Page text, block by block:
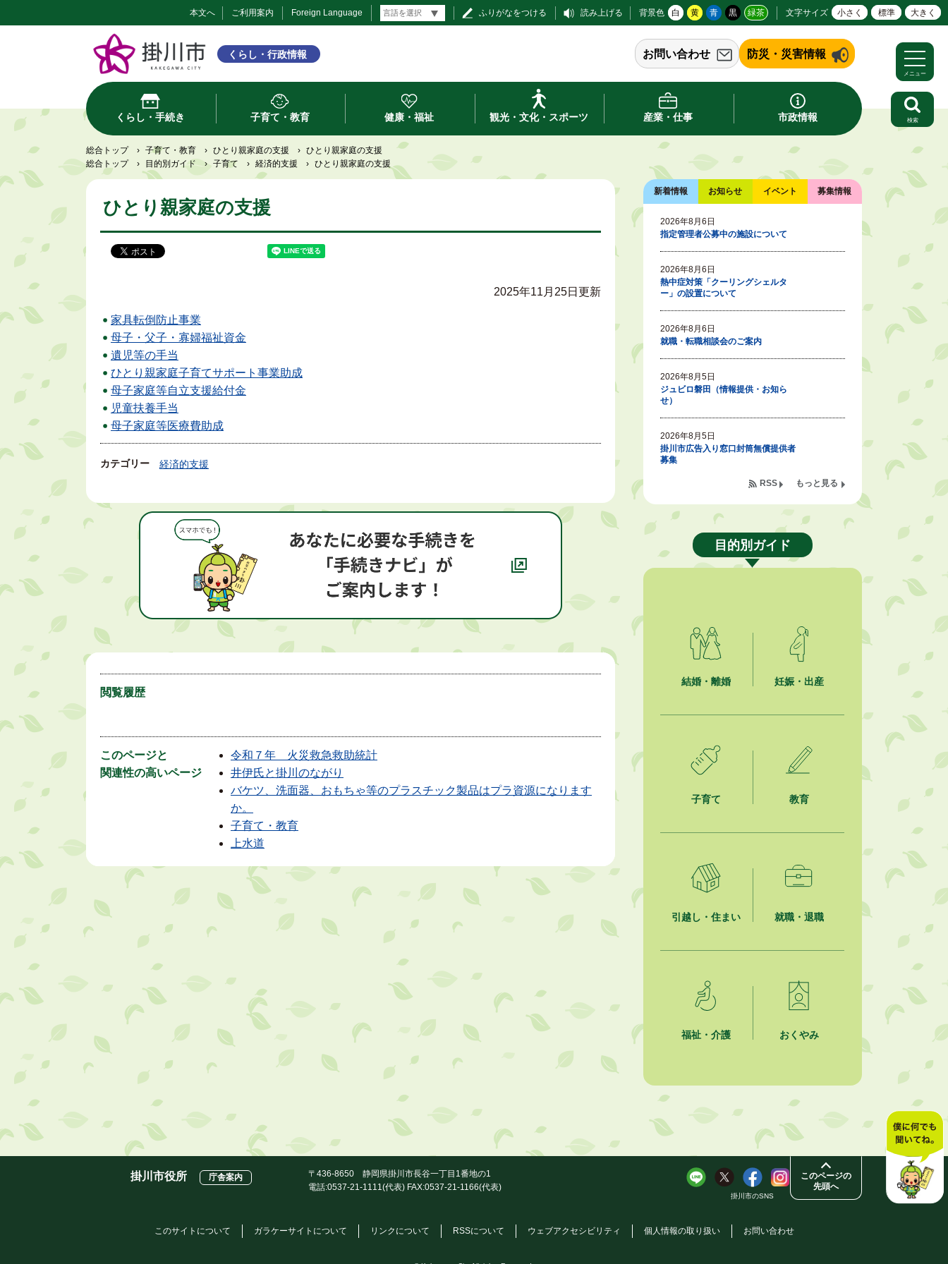
本文へ ご利用案内 Foreign Language ふりがなをつける 読み上げる 背景色 白 黄 青 黒 緑茶 文字サイズ 小さく 標準 大きく
くらし・行政情報 お問い合わせ 防災・災害情報
くらし・手続き 子育て・教育 健康・福祉 観光・文化・スポーツ 産業・仕事 市政情報
メニュー
検索
総合トップ › 子育て・教育 › ひとり親家庭の支援 › ひとり親家庭の支援
総合トップ
› 目的別ガイド › 子育て › 経済的支援 › ひとり親家庭の支援
ひとり親家庭の支援
2025年11月25日更新
家具転倒防止事業
母子・父子・寡婦福祉資金
遺児等の手当
ひとり親家庭子育てサポート事業助成
母子家庭等自立支援給付金
児童扶養手当
母子家庭等医療費助成
カテゴリー 経済的支援
閲覧履歴
このページと
関連性の高いページ
令和７年 火災救急救助統計
井伊氏と掛川のながり
バケツ、洗面器、おもちゃ等のプラスチック製品はプラ資源になります
か。
子育て・教育
上水道
新着情報 お知らせ イベント 募集情報
2026年8月6日
指定管理者公募中の施設について
2026年8月6日
熱中症対策「クーリングシェルタ
ー」の設置について
2026年8月6日
就職・転職相談会のご案内
2026年8月5日
ジュビロ磐田（情報提供・お知ら
せ）
2026年8月5日
掛川市広告入り窓口封筒無償提供者
募集
ション最優秀賞を受賞しました！
2026年8月4日
市民の勇気ある応急手当に感謝状を
夏季休暇期間 開業医等診療予定
2026年8月3日
「水道カルテ」の公表について
2026年8月3日
う！はじめての将棋教室
2026年8月1日
今月の広報かけがわ
2026年8月1日
市議会だより 第100号 (令和8年8月
1日発行)を掲載しました
2026年7月31日
2026年7月31日
掛川市市民チャレンジ公募事業
「Re-KAKEGAWA（リ・カケガ
ワ）～空き家で出会うもったいない
もっと見る
RSS
目的別ガイド
結婚・離婚 妊娠・出産
子育て 教育
引越し・住まい 就職・退職
福祉・介護 おくやみ
このページの
先頭へ
掛川市役所 庁舎案内
〒436-8650 静岡県掛川市長谷一丁目1番地の1
電話:0537-21-1111(代表) FAX:0537-21-1166(代表)
掛川市のSNS
このサイトについて ガラケーサイトについて リンクについて RSSについて ウェブアクセシビリティ 個人情報の取り扱い お問い合わせ